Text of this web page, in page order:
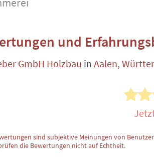
und
GmbH Holzbau in Aalen,
sind subjektive Meinungen von
die Bewertungen nicht auf Echtheit.